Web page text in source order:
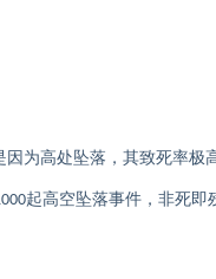
因为高处坠落，其致死率极
起高空坠落事件，非死即